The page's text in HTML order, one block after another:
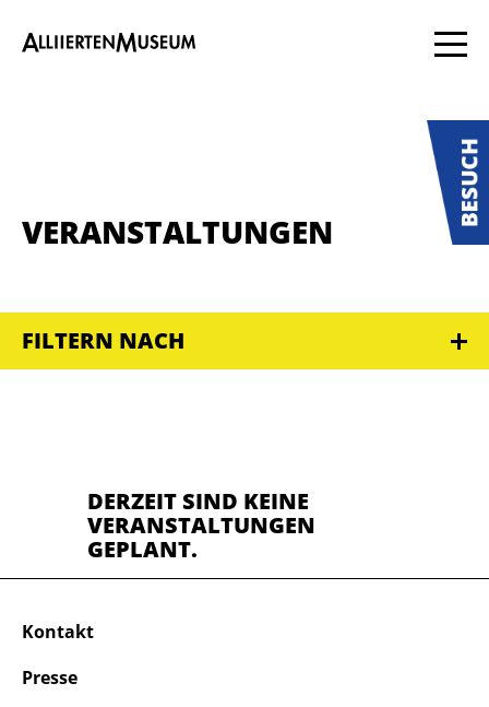
VERANSTALTUNGEN
FILTERN NACH
DERZEIT SIND KEINE
VERANSTALTUNGEN
GEPLANT.
Kontakt
Presse